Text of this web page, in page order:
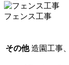
フェンス工事
その他 造園工事